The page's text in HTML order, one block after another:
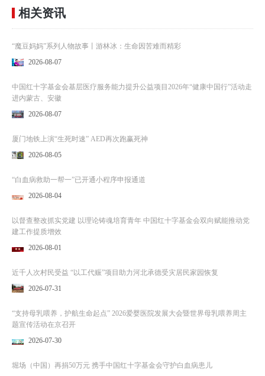
相关资讯
“魔豆妈妈”系列人物故事丨游林冰：生命因苦难而精彩
2026-08-07
中国红十字基金会基层医疗服务能力提升公益项目2026年“健康中国行”活动走
进内蒙古、安徽
2026-08-07
厦门地铁上演“生死时速” AED再次跑赢死神
2026-08-05
“白血病救助一帮一”已开通小程序申报通道
2026-08-04
以督查整改抓实党建 以理论铸魂培育青年 中国红十字基金会双向赋能推动党
建工作提质增效
2026-08-01
近千人次村民受益 “以工代赈”项目助力河北承德受灾居民家园恢复
2026-07-31
“支持母乳喂养，护航生命起点” 2026爱婴医院发展大会暨世界母乳喂养周主
题宣传活动在京召开
2026-07-30
堀场（中国）再捐50万元 携手中国红十字基金会守护白血病患儿